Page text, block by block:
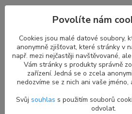
Běžné problémy s
reproduktory u
a Precision
Když přestanou fungovat
frustrující a nepříjemné. Existuje několik
problému, včetně problémů s
problémů s ovladači zařízení a také
nebo kabeláže. Chcete-li tyto
můžete podniknout několik kroků:
Povolíte nám
Cookies jsou malé datové soubory,
anonymně zjišťovat, které stránky v
např. mezi nejčastěji navštěvované,
Vám stránky s produkty správně
zařízení. Jedná se o zcela
nedozvíme se z nich ani vaše
Svůj souhlas s použitím souborů
odvolat.